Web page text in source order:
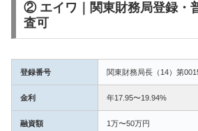
② エイワ｜関東財務局登録・
査可
登録番号 関東財務局長（14）第
金利 年17.95〜19.94%
融資額 1万〜50万円